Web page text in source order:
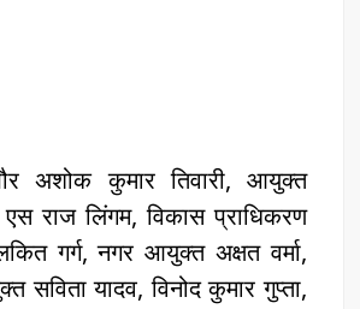
अशोक कुमार तिवारी, आयुक्त
राज लिंगम, विकास प्राधिकरण
गर्ग, नगर आयुक्त अक्षत वर्मा,
सविता यादव, विनोद कुमार गुप्ता,